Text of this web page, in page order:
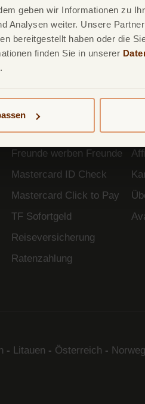
geben wir Informationen zu
Analysen weiter. Unsere
bereitgestellt haben oder die
finden Sie in unserer
Google Pay
Apple Pay
Freunde werben Freunde
Mastercard ID Check
Mastercard Click to Pay
TF Sofortgeld
Reiseversicherung
Ratenzahlung
- Litauen - Österreich -